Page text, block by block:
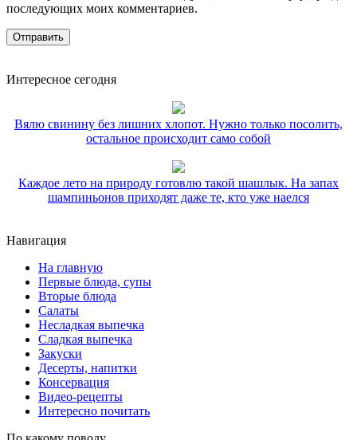
последующих моих комментариев.
Интересное сегодня
Вялю свинину без лишних хлопот. Нужно только посолить,
остальное происходит само собой
Каждое лето на природу готовлю такой шашлык. На запах
шампиньонов приходят даже те, кто уже наелся
Навигация
На главную
Первые блюда, супы
Вторые блюда
Салаты
Несладкая выпечка
Сладкая выпечка
Закуски
Десерты, напитки
Консервация
Видео-рецепты
Интересно почитать